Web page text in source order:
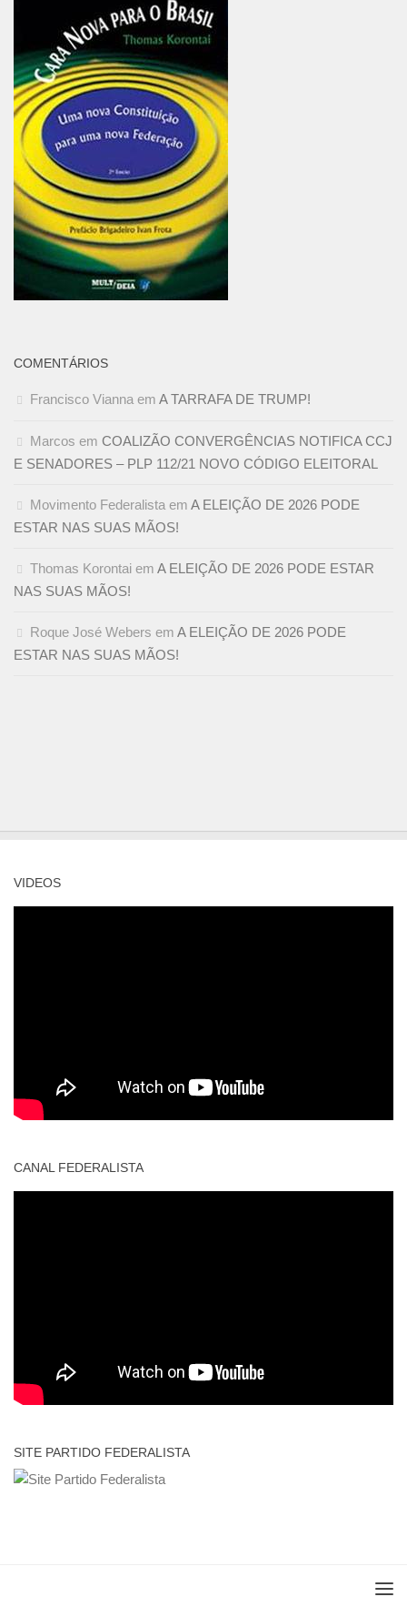
COMENTÁRIOS
Francisco Vianna em A TARRAFA DE TRUMP!
Marcos em COALIZÃO CONVERGÊNCIAS NOTIFICA CCJ
E SENADORES – PLP 112/21 NOVO CÓDIGO ELEITORAL
Movimento Federalista em A ELEIÇÃO DE 2026 PODE
ESTAR NAS SUAS MÃOS!
Thomas Korontai em A ELEIÇÃO DE 2026 PODE ESTAR
NAS SUAS MÃOS!
Roque José Webers em A ELEIÇÃO DE 2026 PODE
ESTAR NAS SUAS MÃOS!
VIDEOS
CANAL FEDERALISTA
SITE PARTIDO FEDERALISTA